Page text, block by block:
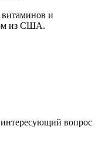
витаминов и
из США.
вопрос